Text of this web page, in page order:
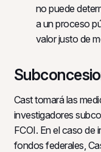
no puede
a un proceso
valor justo de
Cast tomará las
investigadores
FCOI. En el caso
fondos federales,